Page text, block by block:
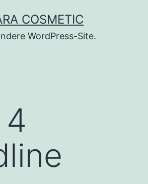
COSMETIC
WordPress-Site.